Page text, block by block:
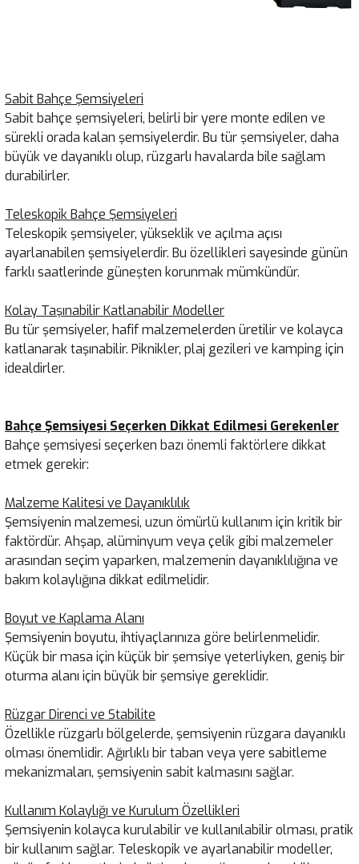
Sabit Bahçe Şemsiyeleri
Sabit bahçe şemsiyeleri, belirli bir yere monte edilen ve
sürekli orada kalan şemsiyelerdir. Bu tür şemsiyeler, daha
büyük ve dayanıklı olup, rüzgarlı havalarda bile sağlam
durabilirler.
Teleskopik Bahçe Şemsiyeleri
Teleskopik şemsiyeler, yükseklik ve açılma açısı
ayarlanabilen şemsiyelerdir. Bu özellikleri sayesinde günün
farklı saatlerinde güneşten korunmak mümkündür.
Kolay Taşınabilir Katlanabilir Modeller
Bu tür şemsiyeler, hafif malzemelerden üretilir ve kolayca
katlanarak taşınabilir. Piknikler, plaj gezileri ve kamping için
idealdirler.
Bahçe Şemsiyesi Seçerken Dikkat Edilmesi Gerekenler
Bahçe şemsiyesi seçerken bazı önemli faktörlere dikkat
etmek gerekir:
Malzeme Kalitesi ve Dayanıklılık
Şemsiyenin malzemesi, uzun ömürlü kullanım için kritik bir
faktördür. Ahşap, alüminyum veya çelik gibi malzemeler
arasından seçim yaparken, malzemenin dayanıklılığına ve
bakım kolaylığına dikkat edilmelidir.
Boyut ve Kaplama Alanı
Şemsiyenin boyutu, ihtiyaçlarınıza göre belirlenmelidir.
Küçük bir masa için küçük bir şemsiye yeterliyken, geniş bir
oturma alanı için büyük bir şemsiye gereklidir.
Rüzgar Direnci ve Stabilite
Özellikle rüzgarlı bölgelerde, şemsiyenin rüzgara dayanıklı
olması önemlidir. Ağırlıklı bir taban veya yere sabitleme
mekanizmaları, şemsiyenin sabit kalmasını sağlar.
Kullanım Kolaylığı ve Kurulum Özellikleri
Şemsiyenin kolayca kurulabilir ve kullanılabilir olması, pratik
bir kullanım sağlar. Teleskopik ve ayarlanabilir modeller,